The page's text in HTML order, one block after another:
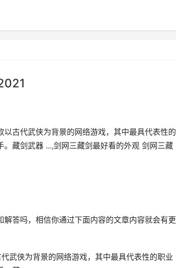
古代武侠为背景的网络游戏，其中最具代表性的
藏剑武器 ...,剑网三藏剑最好看的外观 剑网三藏
答吗，相信你通过下面内容的文章内容就会有更
武侠为背景的网络游戏，其中最具代表性的职业